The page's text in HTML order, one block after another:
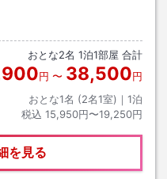
おとな2名 1泊1部屋 合計
円 〜 38,500円
おとな1名 (2名1室)｜ 1泊
税込 15,950円〜19,250円
を見る